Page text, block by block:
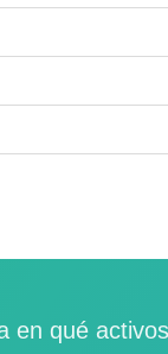
en qué